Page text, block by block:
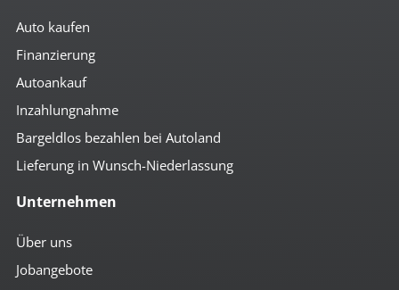
Anfahrassistent
Auto Hold
autom. abblendender Innenspiegel
beheizbare Aussenspiegel
Bordcomputer
Colorverglasung
el. anklappbare Spiegel
el. Spiegel
Getränkehalter
höhenverst. Lenkrad
Induktionsladen für Smartphones
Auto kaufen
Finanzierung
Autoankauf
Inzahlungnahme
Bargeldlos bezahlen bei Autoland
Lieferung in Wunsch-Niederlassung
Unternehmen
Über uns
Jobangebote